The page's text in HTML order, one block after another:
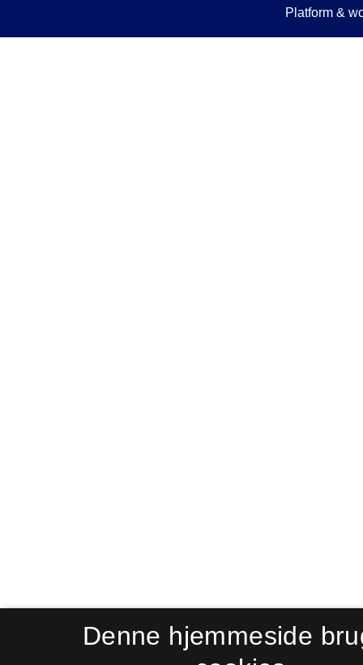
Denne hjemmeside